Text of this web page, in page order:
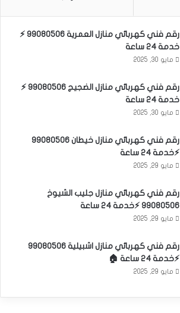
رقم فني كهربائي منازل العمرية 99080506 ⚡
خدمة 24 ساعة
مايو 30, 2025
رقم فني كهربائي منازل الضجيج 99080506 ⚡
خدمة 24 ساعة
مايو 30, 2025
رقم فني كهربائي منازل خيطان 99080506
⚡خدمة 24 ساعة
مايو 29, 2025
رقم فني كهربائي منازل جليب الشيوخ
99080506 ⚡خدمة 24 ساعة
مايو 29, 2025
رقم فني كهربائي منازل اشبيلية 99080506
⚡خدمة 24 ساعة 🏠
مايو 29, 2025